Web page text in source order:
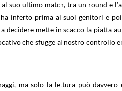
suo ultimo match, tra un round e
inferto prima ai suoi genitori e
decidere mette in scacco la piatta
che sfugge al nostro controllo
ma solo la lettura può davvero